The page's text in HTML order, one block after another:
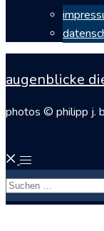
augenblicke
photos © philipp j.
Menü
umschalten
Suchen
nach: